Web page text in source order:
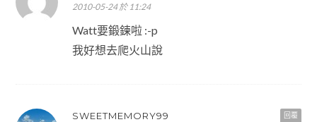
2010-05-24 於 11:24
Watt要鍛鍊啦 :-p
我好想去爬火山說
回覆
SWEETMEMORY99